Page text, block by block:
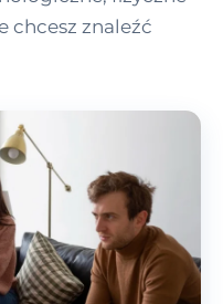
chcesz znaleźć